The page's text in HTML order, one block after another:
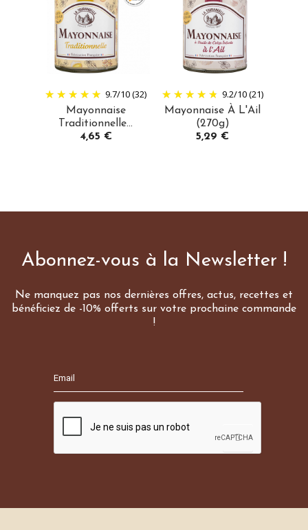
9.7/10(32)
Mayonnaise
Traditionnelle...
Prix
4,65 €
9.2/10(21)
Mayonnaise À L'Ail
(270g)
Prix
5,29 €
Abonnez-vous à la Newsletter !
Ne manquez pas nos dernières offres, actus, recettes et
bénéficiez de -10% offerts sur votre prochaine commande
!